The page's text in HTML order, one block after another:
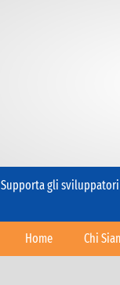
Supporta gli
Home Chi